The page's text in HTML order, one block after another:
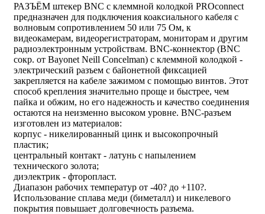
РАЗЪЁМ штекер BNC с клеммной колодкой PROconnect
предназначен для подключения коаксиального кабеля c
волновым сопротивлением 50 или 75 Ом, к
видеокамерам, видеорегистраторам, мониторам и другим
радиоэлектронным устройствам. BNC-коннектор (BNC
сокр. от Bayonet Neill Concelman) с клеммной колодкой -
электрический разъем с байонетной фиксацией
закрепляется на кабеле зажимом с помощью винтов. Этот
способ крепления значительно проще и быстрее, чем
пайка и обжим, но его надежность и качество соединения
остаются на неизменно высоком уровне. BNC-разъем
изготовлен из материалов:
корпус - никелированный цинк и высокопрочный
пластик;
центральный контакт - латунь с напылением
технического золота;
диэлектрик - фторопласт.
Диапазон рабочих температур от -40? до +110?.
Использование сплава меди (биметалл) и никелевого
покрытия повышает долговечность разъема.